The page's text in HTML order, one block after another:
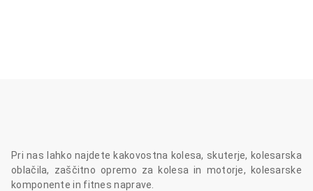
Pri nas lahko najdete kakovostna kolesa, skuterje, kolesarska
oblačila, zaščitno opremo za kolesa in motorje, kolesarske
komponente in fitnes naprave.